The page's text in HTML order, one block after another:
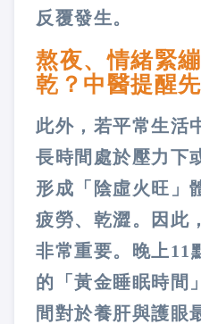
反覆發生。
熬夜、情緒緊
乾？中醫提醒
此外，若平常生活
長時間處於壓力下
形成「陰虛火旺」
疲勞、乾澀。因此
非常重要。晚上11
的「黃金睡眠時間
間對於養肝與護眼